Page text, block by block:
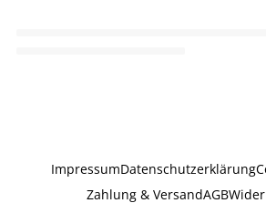
ImpressumDatenschutzerklärung
Zahlung & VersandAGB